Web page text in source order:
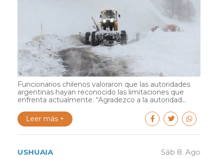
Funcionarios chilenos valoraron que las autoridades
argentinas hayan reconocido las limitaciones que
enfrenta actualmente. “Agradezco a la autoridad...
Leer más +
USHUAIA Sáb 8. Ago